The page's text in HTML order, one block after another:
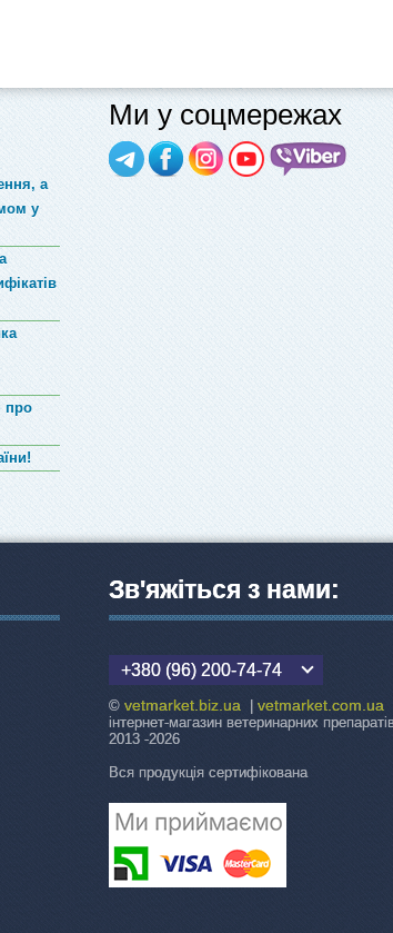
а
у
про
Ми у соцмережах
Зв'яжіться з нами:
+380 (96) 200-74-74
©vetmarket.biz.ua |vetmarket.com.ua
інтернет-магазин ветеринарних
2013 -2026
Вся продукція сертифікована